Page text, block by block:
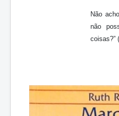
Não
não
coisas?”